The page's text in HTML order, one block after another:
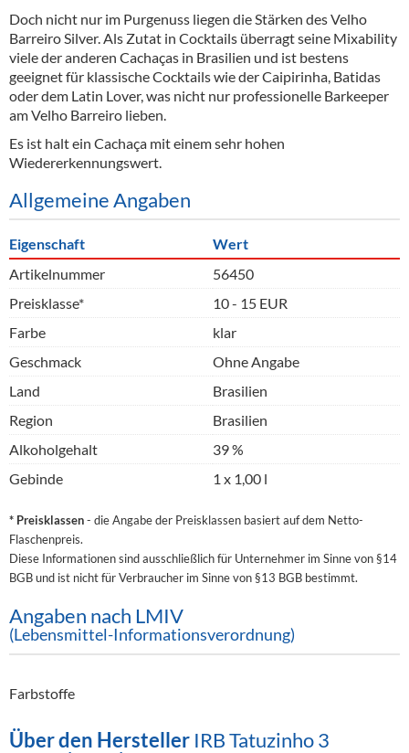
Doch nicht nur im Purgenuss liegen die Stärken des Velho
Barreiro Silver. Als Zutat in Cocktails überragt seine Mixability
viele der anderen Cachaças in Brasilien und ist bestens
geeignet für klassische Cocktails wie der Caipirinha, Batidas
oder dem Latin Lover, was nicht nur professionelle Barkeeper
am Velho Barreiro lieben.
Es ist halt ein Cachaça mit einem sehr hohen
Wiedererkennungswert.
Allgemeine Angaben
Eigenschaft
Wert
Artikelnummer
56450
Preisklasse*
10 - 15 EUR
Farbe
klar
Geschmack
Ohne Angabe
Land
Brasilien
Region
Brasilien
Alkoholgehalt
39 %
Gebinde
1 x 1,00 l
* Preisklassen- die Angabe der Preisklassen basiert auf dem Netto-
Flaschenpreis.
Diese Informationen sind ausschließlich für Unternehmer im Sinne von §14
BGB und ist nicht für Verbraucher im Sinne von §13 BGB bestimmt.
Angaben nach LMIV
(Lebensmittel-Informationsverordnung)
Farbstoffe
Über den Hersteller IRB Tatuzinho 3